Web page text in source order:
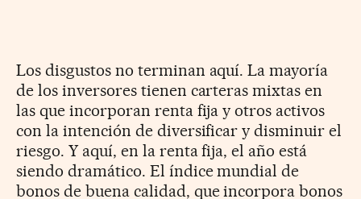
Los disgustos no terminan aquí. La mayoría
de los inversores tienen carteras mixtas en
las que incorporan renta fija y otros activos
con la intención de diversificar y disminuir el
riesgo. Y aquí, en la renta fija, el año está
siendo dramático. El índice mundial de
bonos de buena calidad, que incorpora bonos